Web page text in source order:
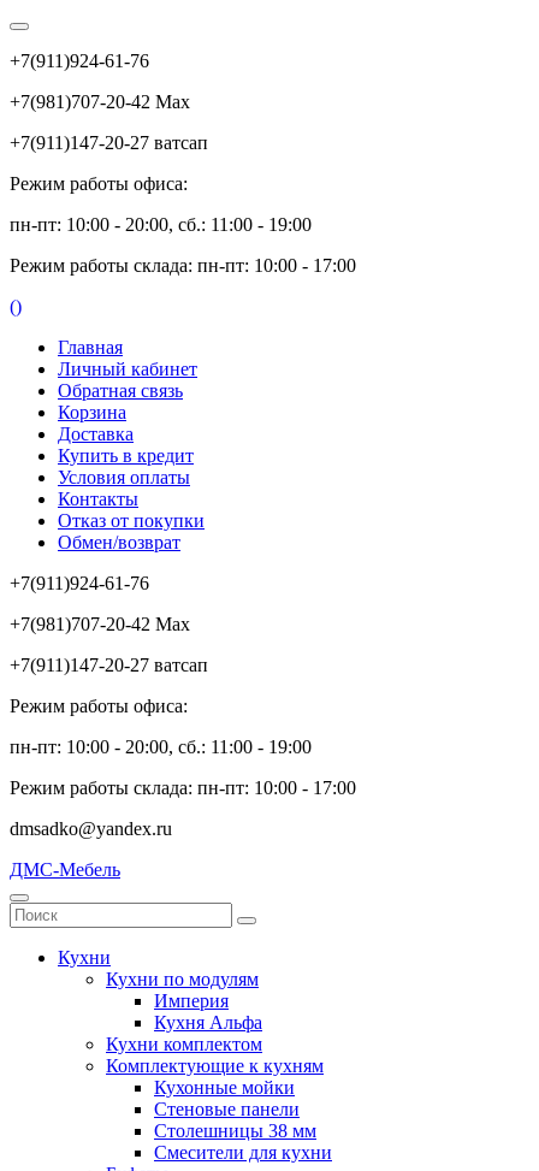
+7(911)924-61-76
+7(981)707-20-42 Max
+7(911)147-20-27 ватсап
Режим работы офиса:
пн-пт: 10:00 - 20:00, сб.: 11:00 - 19:00
Режим работы склада: пн-пт: 10:00 - 17:00
()
Главная
Личный кабинет
Обратная связь
Корзина
Доставка
Купить в кредит
Условия оплаты
Контакты
Отказ от покупки
Обмен/возврат
+7(911)924-61-76
+7(981)707-20-42 Max
+7(911)147-20-27 ватсап
Режим работы офиса:
пн-пт: 10:00 - 20:00, сб.: 11:00 - 19:00
Режим работы склада: пн-пт: 10:00 - 17:00
dmsadko@yandex.ru
ДМС-Мебель
Кухни
Кухни по модулям
Империя
Кухня Альфа
Кухни комплектом
Комплектующие к кухням
Кухонные мойки
Стеновые панели
Столешницы 38 мм
Смесители для кухни